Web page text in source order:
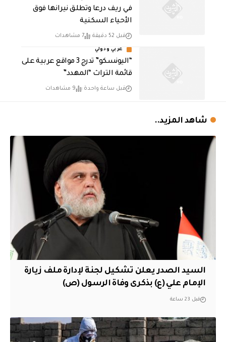
في ريف درعا وتطلق نيرانها فوق
الأحياء السكنية
قبل 52 دقيقة 7 مشاهدات
عربي ودولي
“اليونسكو” تدرج 3 مواقع عربية على
قائمة التراث “المهدد”
قبل ساعة واحدة 9 مشاهدات
شاهد المزيد..
السيد الصدر يعلن تشكيل لجنة لإدارة ملف زيارة
الإمام علي (ع) بذكرى وفاة الرسول (ص)
قبل 23 ساعة